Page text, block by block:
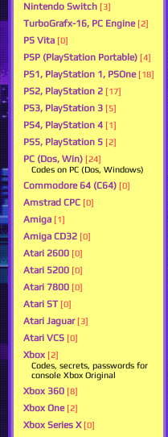
Nintendo Switch [3]
TurboGrafx-16, PC Engine [2]
PS Vita [0]
PSP (PlayStation Portable) [4]
PS1, PlayStation 1, PSOne [18]
PS2, PlayStation 2 [17]
PS3, PlayStation 3 [5]
PS4, PlayStation 4 [1]
PS5, PlayStation 5 [2]
PC (Dos, Win) [24]
Codes on PC (Dos, Windows)
Commodore 64 (C64) [0]
Amstrad CPC [0]
Amiga [1]
Amiga CD32 [0]
Atari 2600 [0]
Atari 5200 [0]
Atari 7800 [0]
Atari ST [0]
Atari Jaguar [3]
Atari VCS [0]
Xbox [2]
Codes, secrets, passwords for
console Xbox Original
Xbox 360 [8]
Xbox One [2]
Xbox Series X [0]